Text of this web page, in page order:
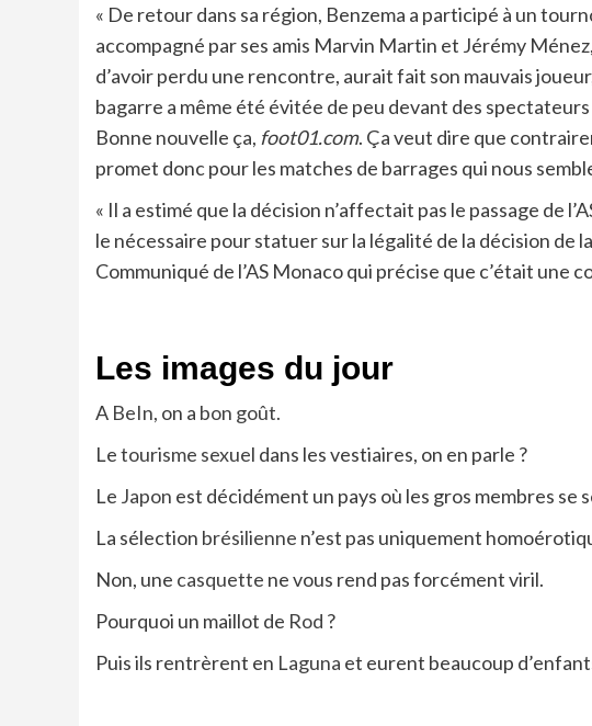
« De retour dans sa région, Benzema a participé à un
accompagné par ses amis Marvin Martin et Jérémy
d’avoir perdu une rencontre, aurait fait son mauvais
bagarre a même été évitée de peu devant des
Bonne nouvelle ça, foot01.com. Ça veut dire que
promet donc pour les matches de barrages qui nous
« Il a estimé que la décision n’affectait pas le passage de
le nécessaire pour statuer sur la légalité de la décision de
Communiqué de l’AS Monaco qui précise que c’était
Les images du jour
A BeIn, on a bon goût.
Letourisme sexuel dans les vestiaires, on en parle ?
Le Japon est décidément un pays où les gros membres se
La sélection brésilienne n’est pas uniquement
Non, une casquette ne vous rend pas forcément viril.
Pourquoi un maillot de Rod ?
Puis ils rentrèrent en Laguna et eurent beaucoup